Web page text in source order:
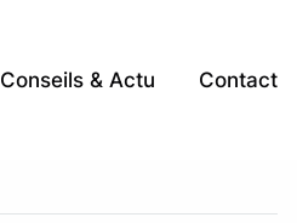
Conseils & Actu Contact